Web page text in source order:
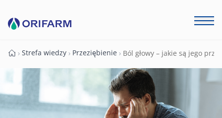
Strona główna
› Strefa wiedzy › Przeziębienie › Ból głowy – jakie są jego